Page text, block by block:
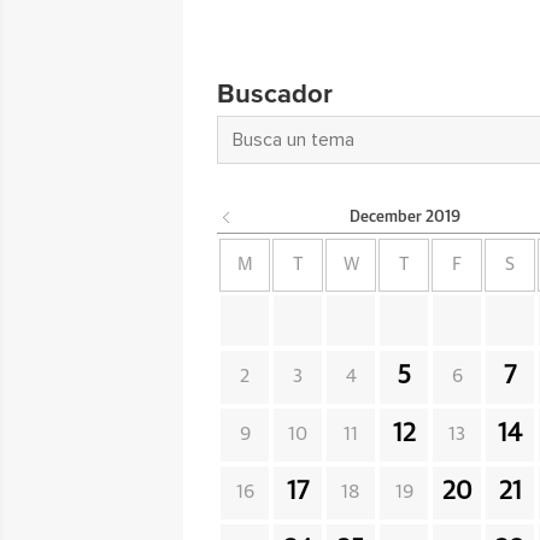
Buscador
December 2019
M W F S
2 3 4 5 6 7
9 10 11 12 13 14
16 17 18 19 20 21